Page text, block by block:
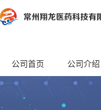
公司首页 公司介绍